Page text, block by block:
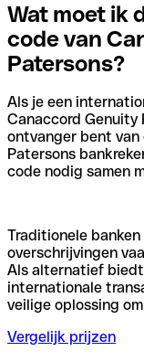
Wat moet ik
code van
Patersons?
Als je een
Canaccord Genuity
ontvanger bent van
Patersons
code nodig samen
Traditionele
overschrijvingen
Als alternatief biedt
internationale
veilige oplossing
Vergelijk prijzen